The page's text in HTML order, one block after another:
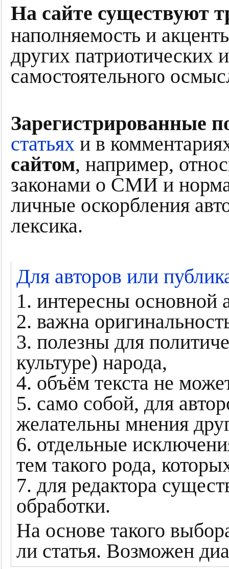
На сайте существуют
наполняемость и
других патриотических
самостоятельного
Зарегистрированные
статьях и в
сайтом, например,
законами о СМИ и
личные оскорбления
лексика.
Для авторов или
1. интересны основной
2. важна
3. полезны для
культуре) народа,
4. объём текста не
5. само собой, для
желательны мнения
6. отдельные
тем такого рода,
7. для редактора
обработки.
На основе такого
ли статья. Возможен